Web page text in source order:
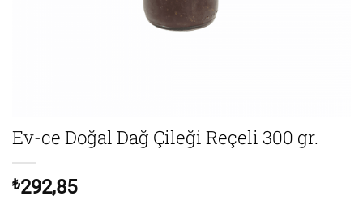
Ev-ce Doğal Dağ Çileği Reçeli 300 gr.
₺292,85